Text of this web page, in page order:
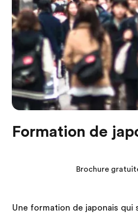
A propos de nous
Qui sommes-nous ?
EF recrute
Rejoignez nos équipes
Formation de
Une formation de japonais qui
Brochure